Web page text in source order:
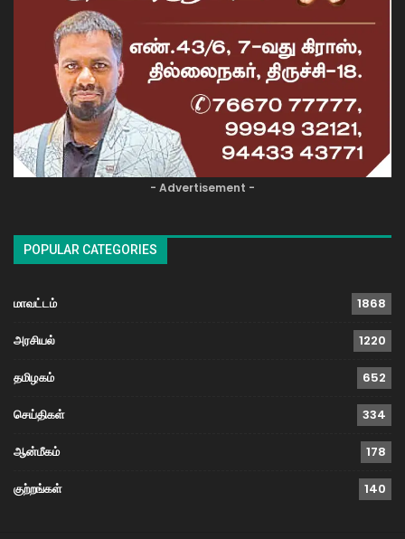
- Advertisement -
POPULAR CATEGORIES
மாவட்டம் 1868
அரசியல் 1220
தமிழகம் 652
செய்திகள் 334
ஆன்மீகம் 178
குற்றங்கள் 140